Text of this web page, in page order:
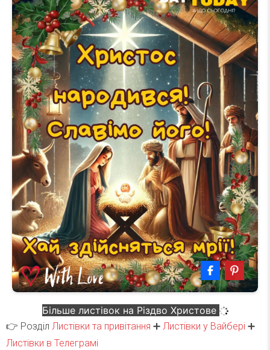
Більше листівок на Різдво Христове
👉 Розділ Листівки та привітання ➕ Листівки у Вайбері ➕
Листівки в Телеграмі